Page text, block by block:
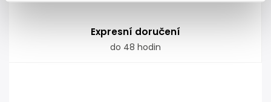
Expresní doručení
do 48 hodin